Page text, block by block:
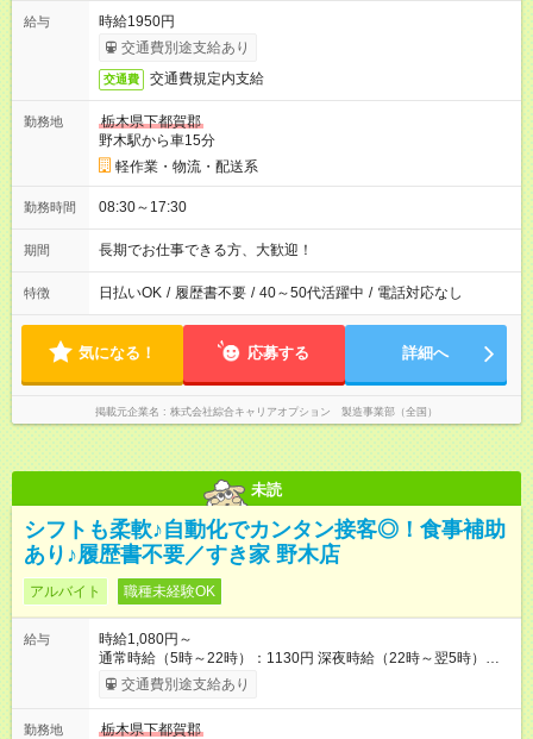
給与
時給1950円
交通費別途支給あり
交通費 交通費規定内支給
勤務地
栃木県下都賀郡
野木駅から車15分
軽作業・物流・配送系
勤務時間 08:30～17:30
期間 長期でお仕事できる方、大歓迎！
特徴 日払いOK / 履歴書不要 / 40～50代活躍中 / 電話対応なし
気になる！ 応募する 詳細へ
掲載元企業名 株式会社綜合キャリアオプション 製造事業部（全国）
未読
シフトも柔軟♪自動化でカンタン接客◎！食事補助
あり♪履歴書不要／すき家 野木店
アルバイト 職種未経験OK
給与
時給1,080円～
通常時給（5時～22時）：1130円 深夜時給（22時～翌5時）：
1413円 高校生時給：1080円 【特別手当】早朝手当（5：00-9：
00）時給+150円 【試用期間】試用期間あり 試用期間の長さ：1
30日（※条件変更なし）ですが、切り上げで一ヶ月とさせてい
交通費別途支給あり
勤務地 栃木県下都賀郡